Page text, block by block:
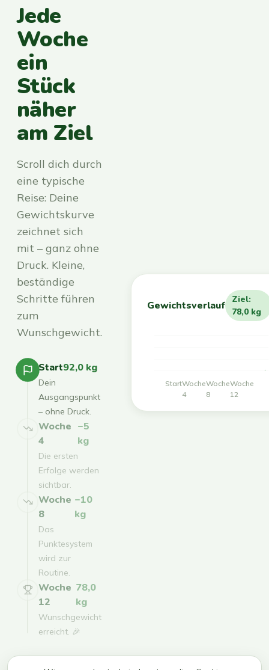
Jede
Woche
ein
Stück
näher
am Ziel
Scroll dich durch
eine typische
Reise: Deine
Gewichtskurve
zeichnet sich
mit – ganz ohne
Druck. Kleine,
beständige
Schritte führen
zum
Wunschgewicht.
Start92,0 kg
Dein
Ausgangspunkt
– ohne Druck.
Woche
4
−5
kg
Die ersten
Erfolge werden
sichtbar.
Woche
8
−10
kg
Das
Punktesystem
wird zur
Routine.
Woche
12
78,0
kg
Wunschgewicht
erreicht. 🎉
Gewichtsverlauf
Ziel:
78,0 kg
StartWoche
4
Woche
8
Woche
12